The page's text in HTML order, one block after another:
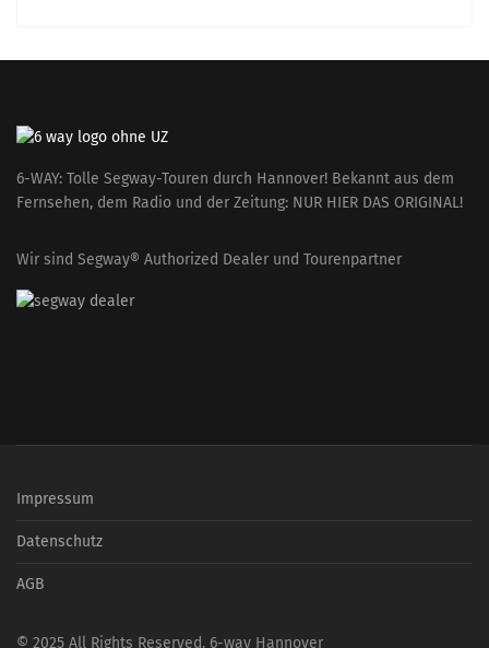
6-WAY: Tolle Segway-Touren durch Hannover! Bekannt aus dem
Fernsehen, dem Radio und der Zeitung: NUR HIER DAS ORIGINAL!
Wir sind Segway® Authorized Dealer und Tourenpartner
Impressum
Datenschutz
AGB
© 2025 All Rights Reserved. 6-way Hannover